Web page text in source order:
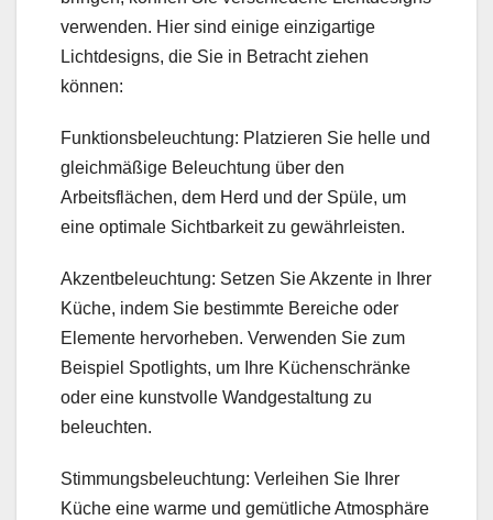
verwenden. Hier sind einige einzigartige
Lichtdesigns, die Sie in Betracht ziehen
können:
Funktionsbeleuchtung: Platzieren Sie helle und
gleichmäßige Beleuchtung über den
Arbeitsflächen, dem Herd und der Spüle, um
eine optimale Sichtbarkeit zu gewährleisten.
Akzentbeleuchtung: Setzen Sie Akzente in Ihrer
Küche, indem Sie bestimmte Bereiche oder
Elemente hervorheben. Verwenden Sie zum
Beispiel Spotlights, um Ihre Küchenschränke
oder eine kunstvolle Wandgestaltung zu
beleuchten.
Stimmungsbeleuchtung: Verleihen Sie Ihrer
Küche eine warme und gemütliche Atmosphäre